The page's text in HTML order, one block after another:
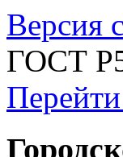
Версия
ГОСТ